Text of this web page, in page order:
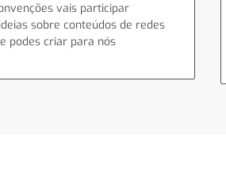
vais participar
sobre conteúdos de redes
podes criar para nós